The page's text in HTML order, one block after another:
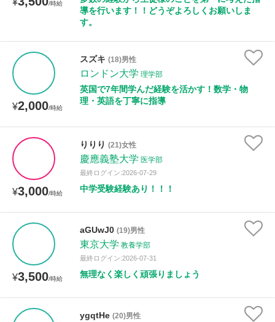
¥ /時給
導を行います！！どうぞよろしくお願いしま
す。
¥2,000/時給
スズキ (18)男性
ロンドン大学 理学部
英国で7年間学んだ経験を活かす！数学・物
理・英語を丁寧に指導
¥3,000/時給
りりり (21)女性
慶應義塾大学 医学部
最終ログイン:2026-07-29
中学受験経験あり！！！
¥3,500/時給
aGUwJ0 (19)男性
東京大学 教養学部
最終ログイン:2026-07-31
無理なく楽しく頑張りましょう
ygqtHe (20)男性